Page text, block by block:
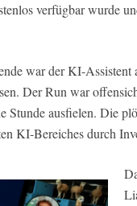
verfügbar wurde
war der KI-
Der Run war
Stunde ausfielen. Die
KI-Bereiches durch